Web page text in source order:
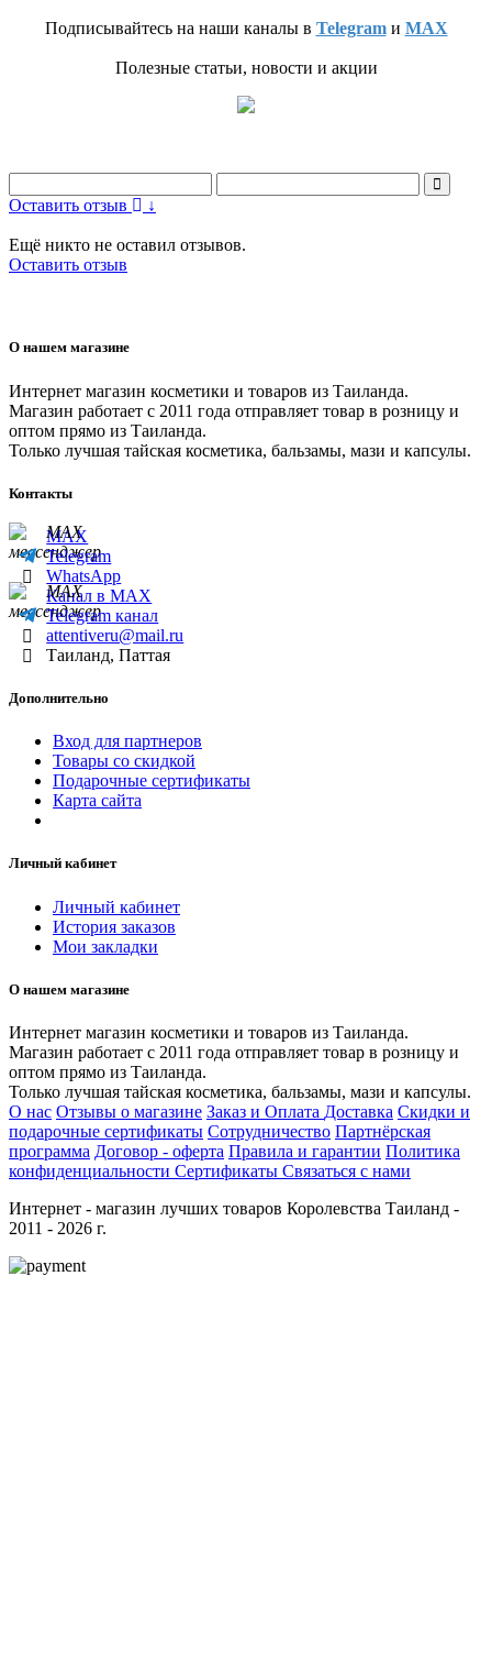
Подписывайтесь на наши каналы в Telegramи MAX
Полезные статьи, новости и акции
Оставить отзыв ↓
Ещё никто не оставил отзывов.
Оставить отзыв
О нашем магазине
Интернет магазин косметики и товаров из Таиланда.
Магазин работает с 2011 года отправляет товар в розницу и
оптом прямо из Таиланда.
Только лучшая тайская косметика, бальзамы, мази и капсулы.
Контакты
MAX
Telegram
WhatsApp
Канал в MAX
Telegram канал
attentiveru@mail.ru
Таиланд, Паттая
Дополнительно
Вход для партнеров
Товары со скидкой
Подарочные сертификаты
Карта сайта
Личный кабинет
Личный кабинет
История заказов
Мои закладки
О нашем магазине
Интернет магазин косметики и товаров из Таиланда.
Магазин работает с 2011 года отправляет товар в розницу и
оптом прямо из Таиланда.
Только лучшая тайская косметика, бальзамы, мази и капсулы.
О нас Отзывы о магазине Заказ и Оплата Доставка Скидки и
подарочные сертификаты Сотрудничество Партнёрская
программа Договор - оферта Правила и гарантии Политика
конфиденциальности Сертификаты Связаться с нами
Интернет - магазин лучших товаров Королевства Таиланд -
2011 - 2026 г.